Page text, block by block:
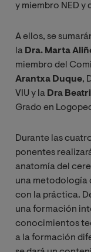
y miembro NED y
A ellos, se
la Dra. Marta
miembro del
Arantxa Duque,
VIU y la Dra
Grado en
Durante las
ponentes
anatomía del
una metodología
con la práctica.
una formación
conocimientos
a la formación